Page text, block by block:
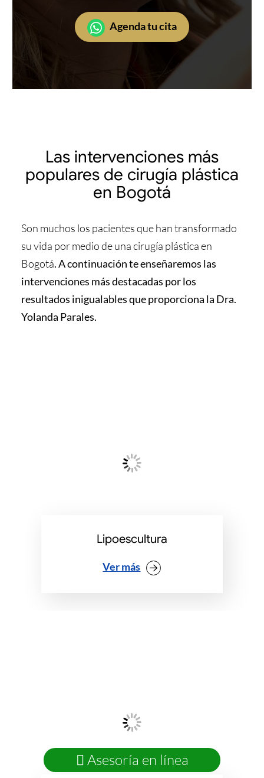
Agenda tu cita
Las intervenciones más
populares de cirugía plástica
en Bogotá
Son muchos los pacientes que han transformado
su vida por medio de una cirugía plástica en
Bogotá. A continuación te enseñaremos las
intervenciones más destacadas por los
resultados inigualables que proporciona la Dra.
Yolanda Parales.
Lipoescultura
Ver más
Asesoría en línea